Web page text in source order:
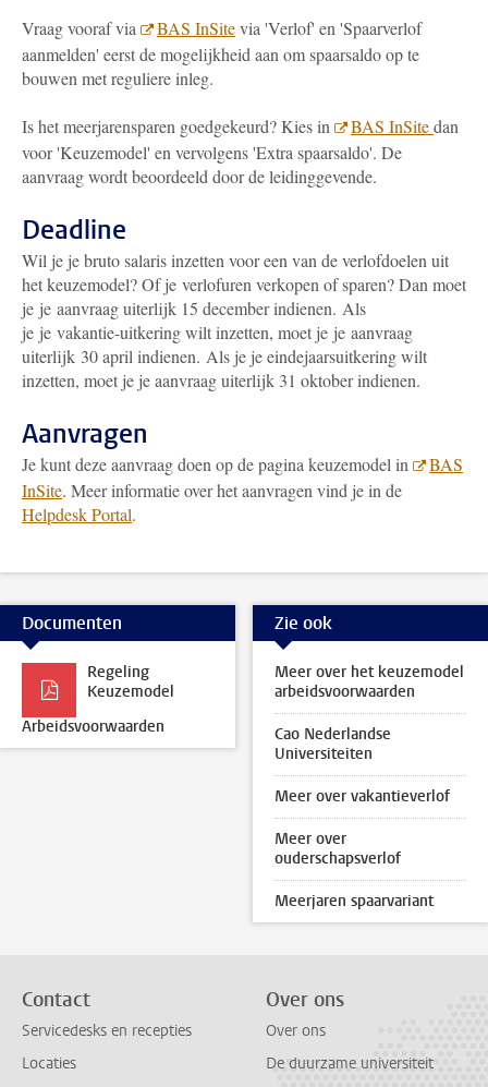
Vraag vooraf via BAS InSitevia 'Verlof' en 'Spaarverlof
aanmelden' eerst de mogelijkheid aan om spaarsaldo op te
bouwen met reguliere inleg.
Is het meerjarensparen goedgekeurd? Kies in BAS InSitedan
voor 'Keuzemodel' en vervolgens 'Extra spaarsaldo'. De
aanvraag wordt beoordeeld door de leidinggevende.
Deadline
Wil je je bruto salaris inzetten voor een van de verlofdoelen uit
het keuzemodel? Of je verlofuren verkopen of sparen? Dan moet
je je aanvraag uiterlijk 15 december indienen. Als
je je vakantie-uitkering wilt inzetten, moet je je aanvraag
uiterlijk 30 april indienen. Als je je eindejaarsuitkering wilt
inzetten, moet je je aanvraag uiterlijk 31 oktober indienen.
Aanvragen
Je kunt deze aanvraag doen op de pagina keuzemodel in
BAS
InSite. Meer informatie over het aanvragen vind je in de
Helpdesk Portal.
Documenten
Regeling
Keuzemodel
Arbeidsvoorwaarden
Zie ook
Meer over het keuzemodel
arbeidsvoorwaarden
Cao Nederlandse
Universiteiten
Meer over vakantieverlof
Meer over
ouderschapsverlof
Meerjaren spaarvariant
Contact
Servicedesks en recepties
Locaties
Over ons
Over ons
De duurzame universiteit